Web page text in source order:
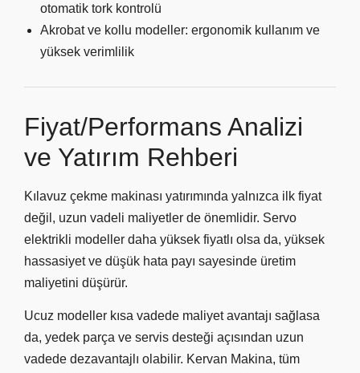
otomatik tork kontrolü
Akrobat ve kollu modeller: ergonomik kullanım ve
yüksek verimlilik
Fiyat/Performans Analizi
ve Yatırım Rehberi
Kılavuz çekme makinası yatırımında yalnızca ilk fiyat
değil, uzun vadeli maliyetler de önemlidir. Servo
elektrikli modeller daha yüksek fiyatlı olsa da, yüksek
hassasiyet ve düşük hata payı sayesinde üretim
maliyetini düşürür.
Ucuz modeller kısa vadede maliyet avantajı sağlasa
da, yedek parça ve servis desteği açısından uzun
vadede dezavantajlı olabilir. Kervan Makina, tüm